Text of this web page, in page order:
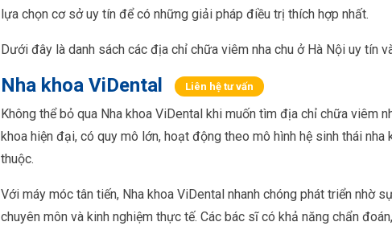
lựa chọn cơ sở uy tín để có những giải pháp điều trị thích hợp nhất.
Dưới đây là danh sách các địa chỉ chữa viêm nha chu ở Hà Nội uy tín
Nha khoa ViDental Liên hệ tư vấn
Không thể bỏ qua Nha khoa ViDental khi muốn tìm địa chỉ chữa viêm
khoa hiện đại, có quy mô lớn, hoạt động theo mô hình hệ sinh thái
thuộc.
Với máy móc tân tiến, Nha khoa ViDental nhanh chóng phát triển nhờ
chuyên môn và kinh nghiệm thực tế. Các bác sĩ có khả năng chẩn